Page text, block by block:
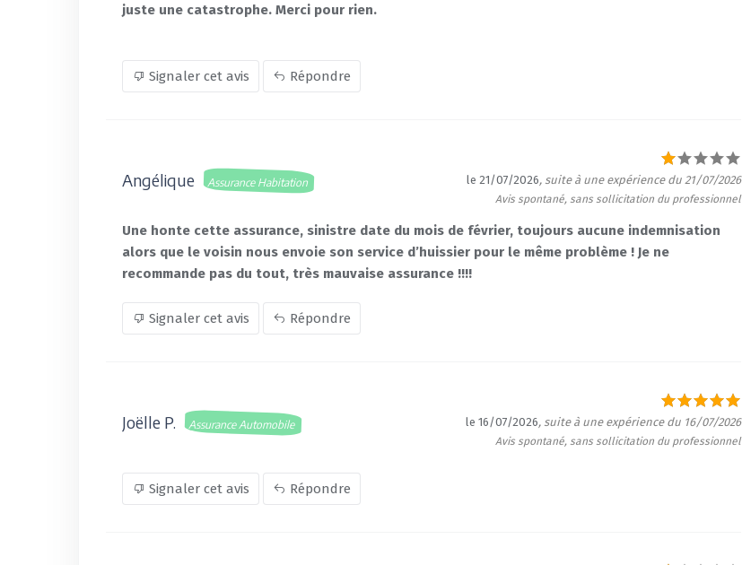
juste une catastrophe. Merci pour rien.
Signaler cet avis Répondre
Angélique Assurance Habitation le 21/07/2026, suite à une expérience du 21/07/2026
Avis spontané, sans sollicitation du professionnel
Une honte cette assurance, sinistre date du mois de février, toujours aucune indemnisation
alors que le voisin nous envoie son service d’huissier pour le même problème ! Je ne
recommande pas du tout, très mauvaise assurance !!!!
Signaler cet avis Répondre
Joëlle P. Assurance Automobile le 16/07/2026, suite à une expérience du 16/07/2026
Avis spontané, sans sollicitation du professionnel
Signaler cet avis Répondre